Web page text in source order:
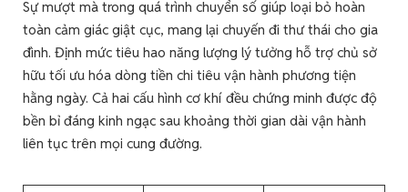
Sự mượt mà trong quá trình chuyển số giúp loại bỏ hoàn
toàn cảm giác giật cục, mang lại chuyến đi thư thái cho gia
đình. Định mức tiêu hao năng lượng lý tưởng hỗ trợ chủ sở
hữu tối ưu hóa dòng tiền chi tiêu vận hành phương tiện
hằng ngày. Cả hai cấu hình cơ khí đều chứng minh được độ
bền bỉ đáng kinh ngạc sau khoảng thời gian dài vận hành
liên tục trên mọi cung đường.